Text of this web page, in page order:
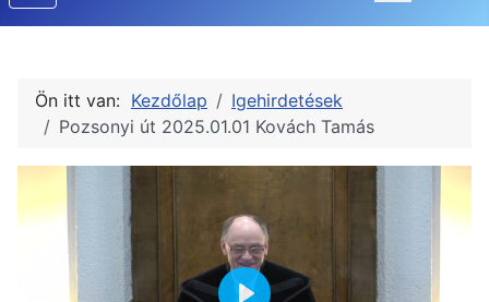
Ön itt van: Kezdőlap
Igehirdetések
Pozsonyi út 2025.01.01 Kovách Tamás